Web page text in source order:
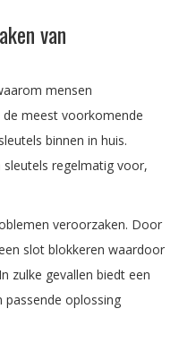
van
mensen
de meest voorkomende
binnen in huis.
regelmatig voor,
veroorzaken. Door
slot blokkeren waardoor
zulke gevallen biedt een
passende oplossing